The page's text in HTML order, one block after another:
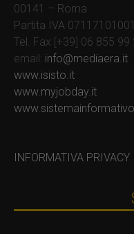
00141 – Roma
Partita IVA 07117101001
Tel. Fax [+39] 06 855 99
email: info@mediaera.it
www.isisto.it
www.myjobday.it
INFORMATIVA PRIVACY